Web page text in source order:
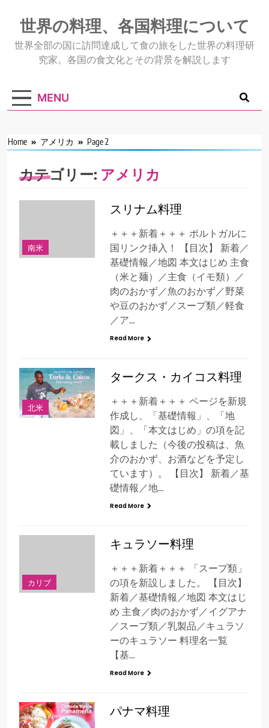
content世界の料理、各国料理について
世界全部の国に訪問達成して食の旅をした世界の料理研
究家。各国の食文化とその背景を解説します
MENU
Home アメリカ Page 2
カテゴリー: アメリカ
南米
スリナム料理
＋＋＋新着＋＋＋ ポルトガルに
国リンク挿入！ 【目次】 新着／
基礎情報／地図 本文はじめ 主食
（米と麺）／主食（イモ類）／
肉のおかず／魚のおかず／野菜
や豆のおかず／スープ類／軽食
／ア…
Read More
北米
タークス・カイコス料理
＋＋＋新着＋＋＋ ページを新規
作成し、「基礎情報」、「地
図」、「本文はじめ」の項を記
載しました（今後の投稿は、魚
介のおかず、お酒などを予定し
ています）。 【目次】 新着／基
礎情報／地…
Read More
カリブ
キュラソー料理
＋＋＋新着＋＋＋ 「スープ類」
の項を新設しました。 【目次】
新着／基礎情報／地図 本文はじ
め 主食／肉のおかず／イグアナ
／スープ類／乳製品／キュラソ
ーのキュラソー 料理名一覧
【基…
Read More
パナマ料理